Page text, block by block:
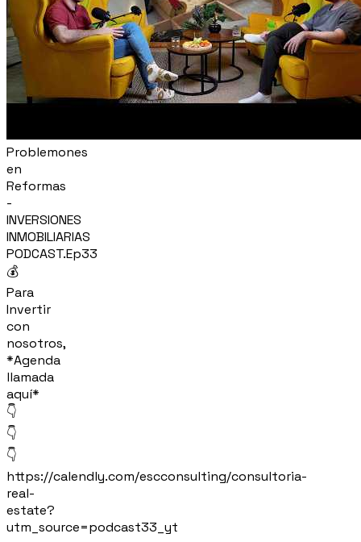
Problemones
en
Reformas
-
INVERSIONES
INMOBILIARIAS
PODCAST.Ep33
💰
Para
Invertir
con
nosotros,
*Agenda
llamada
aquí*
👇
👇
👇
https://calendly.com/escconsulting/consultoria-
real-
estate?
utm_source=podcast33_yt